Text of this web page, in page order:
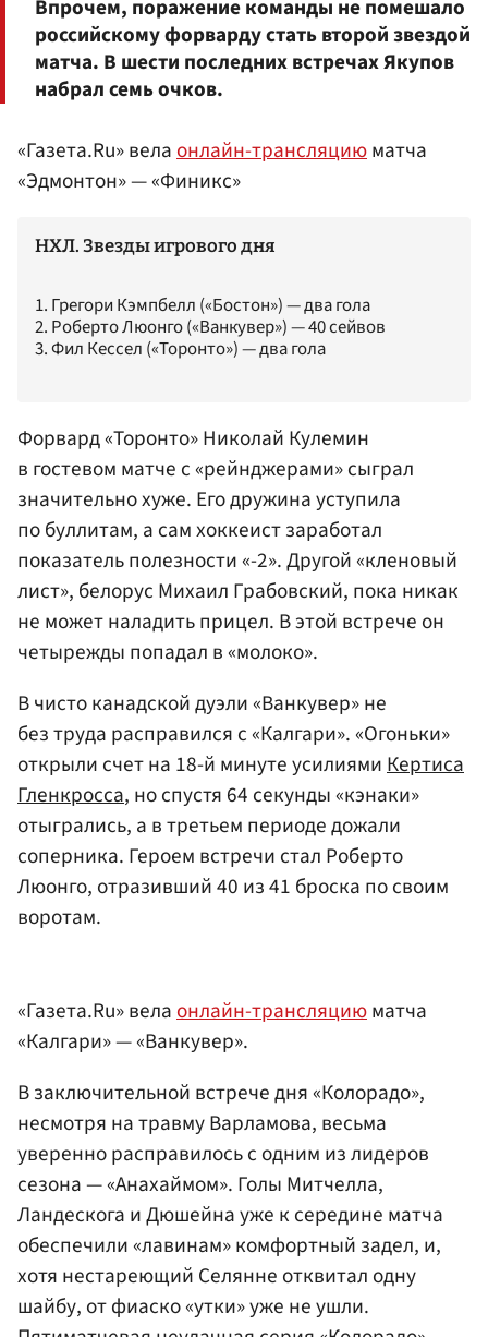
Впрочем, поражение команды не помешало
российскому форварду стать второй звездой
матча. В шести последних встречах Якупов
набрал семь очков.
«Газета.Ru» велаонлайн-трансляциюматча
«Эдмонтон» — «Финикс»
НХЛ. Звезды игрового дня
1. Грегори Кэмпбелл («Бостон») — два гола
2. Роберто Люонго («Ванкувер») — 40 сейвов
3. Фил Кессел («Торонто») — два гола
Форвард «Торонто»Николай Кулемин
в гостевом матче с «рейнджерами» сыграл
значительно хуже. Его дружина уступила
по буллитам, а сам хоккеист заработал
показатель полезности «-2». Другой «кленовый
лист», белорус Михаил Грабовский, пока никак
не может наладить прицел. В этой встрече он
четырежды попадал в «молоко».
В чисто канадской дуэли «Ванкувер» не
без труда расправился с «Калгари». «Огоньки»
открыли счет на 18-й минуте усилиямиКертиса
Гленкросса, но спустя 64 секунды «кэнаки»
отыгрались, а в третьем периоде дожали
соперника. Героем встречи стал Роберто
Люонго, отразивший 40 из 41 броска по своим
воротам.
«Газета.Ru» велаонлайн-трансляциюматча
«Калгари» — «Ванкувер».
В заключительной встрече дня «Колорадо»,
несмотря на травму Варламова, весьма
уверенно расправилось с одним из лидеров
сезона — «Анахаймом». Голы Митчелла,
Ландескога и Дюшейна уже к середине матча
обеспечили «лавинам» комфортный задел, и,
хотя нестареющий Селянне отквитал одну
шайбу, от фиаско «утки» уже не ушли.